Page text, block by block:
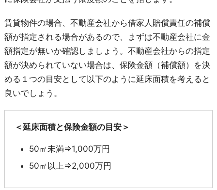
賃貸物件の場合、不動産会社から借家人賠償責任の補償
額が指定される場合があるので、まずは不動産会社に金
額指定が無いか確認しましょう。不動産会社からの指定
額が決められていない場合は、保険金額（補償額）を決
める１つの目安として以下のように延床面積を考えると
良いでしょう。
＜延床面積と保険金額の目安＞
50㎡未満⇒1,000万円
50㎡以上⇒2,000万円